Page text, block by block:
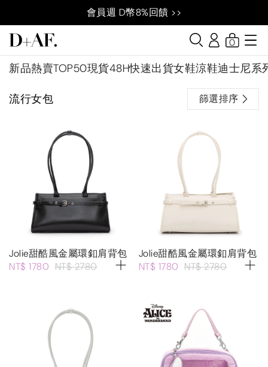
會員週 D幣8%回饋 >>
新品熱賣TOP50現貨48H快速出貨女鞋涼鞋迪士尼系
0
流行女包 篩選排序
Jolie甜酷風金屬環釦肩背包
NT$ 1780 NT$ 2780
Jolie甜酷風金屬環釦肩背包
NT$ 1780 NT$ 2780